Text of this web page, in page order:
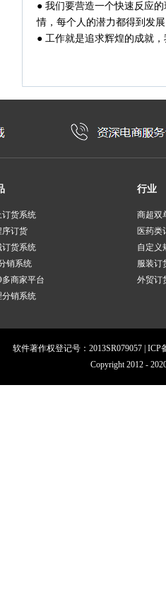
● 我们要营造一个快速反应
情，每个人的潜力都得到发
● 工作就是追求辉煌的成就
订货系统
序订货
订货系统
销系统
多商家平台
分销系统
行业
商超双
医药类
自定义
服装订
外贸订
软件著作权登记号：2013SR079057 | ICP
Copyright 2012 -